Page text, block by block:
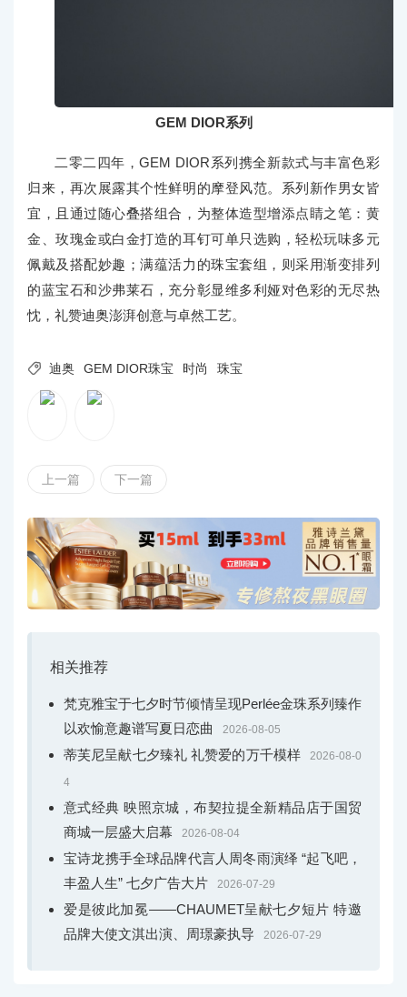
GEM DIOR系列
二零二四年，GEM DIOR系列携全新款式与丰富色彩
归来，再次展露其个性鲜明的摩登风范。系列新作男女皆
宜，且通过随心叠搭组合，为整体造型增添点睛之笔：黄
金、玫瑰金或白金打造的耳钉可单只选购，轻松玩味多元
佩戴及搭配妙趣；满蕴活力的珠宝套组，则采用渐变排列
的蓝宝石和沙弗莱石，充分彰显维多利娅对色彩的无尽热
忱，礼赞迪奥澎湃创意与卓然工艺。
 迪奥 GEM DIOR珠宝 时尚 珠宝
上一篇 下一篇
相关推荐
梵克雅宝于七夕时节倾情呈现Perlée金珠系列臻作
以欢愉意趣谱写夏日恋曲
2026-08-05
蒂芙尼呈献七夕臻礼 礼赞爱的万千模样 2026-08-0
4
意式经典 映照京城，布契拉提全新精品店于国贸
商城一层盛大启幕
2026-08-04
宝诗龙携手全球品牌代言人周冬雨演绎 “起飞吧，
丰盈人生” 七夕广告大片
2026-07-29
爱是彼此加冕——CHAUMET呈献七夕短片 特邀
品牌大使文淇出演、周璟豪执导
2026-07-29